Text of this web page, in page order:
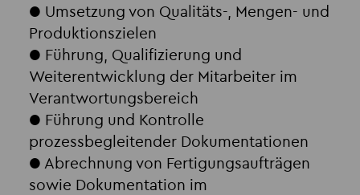
● Umsetzung von Qualitäts-, Mengen- und
Produktionszielen
● Führung, Qualifizierung und
Weiterentwicklung der Mitarbeiter im
Verantwortungsbereich
● Führung und Kontrolle
prozessbegleitender Dokumentationen
● Abrechnung von Fertigungsaufträgen
sowie Dokumentation im